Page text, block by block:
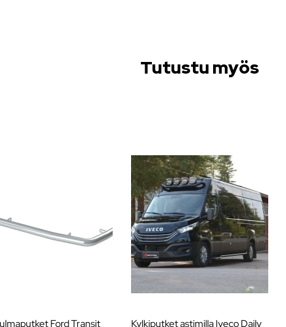
Tutustu myös
Ford Transit
Kylkiputket astimilla Iveco Daily